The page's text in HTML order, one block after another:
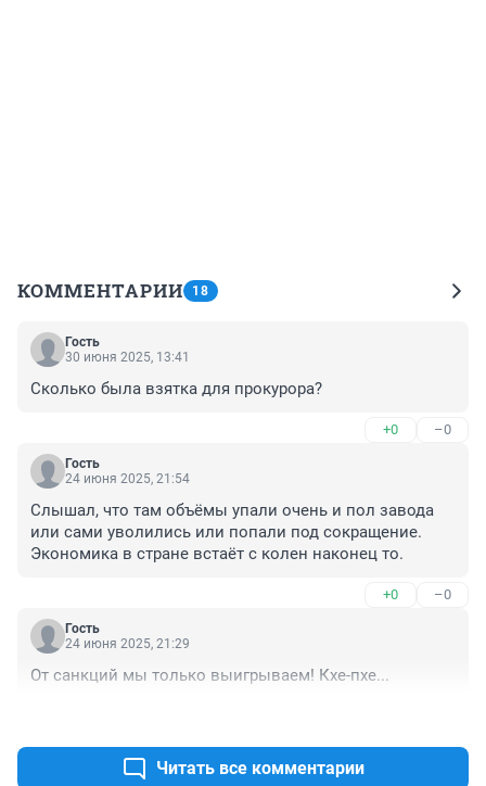
КОММЕНТАРИИ 18
Гость
30 июня 2025, 13:41
Сколько была взятка для прокурора?
+0 –0
Гость
24 июня 2025, 21:54
Слышал, что там объёмы упали очень и пол завода
или сами уволились или попали под сокращение.
Экономика в стране встаёт с колен наконец то.
+0 –0
Гость
24 июня 2025, 21:29
От санкций мы только выигрываем! Кхе-пхе...
Читать все комментарии